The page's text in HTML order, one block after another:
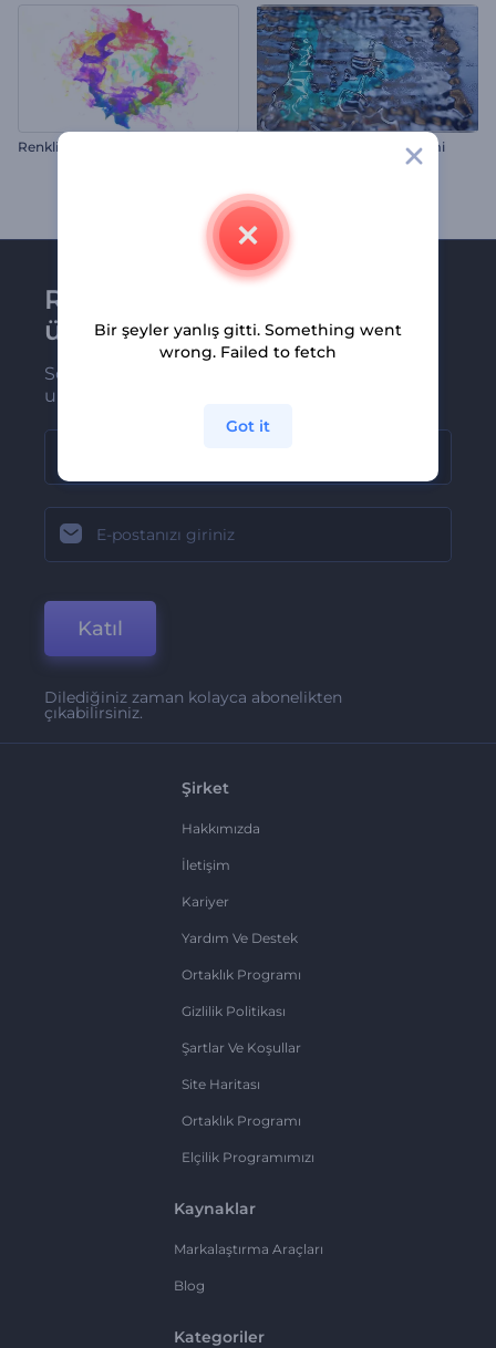
Eriyen Metal Logo Gösterimi
Renderforest bültenine
üye olun
Son haber ve tekliflerimiz ilk olarak size
ulaşsın
Katıl
Dilediğiniz zaman kolayca abonelikten
çıkabilirsiniz.
Şirket
Hakkımızda
İletişim
Kariyer
Yardım Ve Destek
Ortaklık Programı
Gizlilik Politikası
Şartlar Ve Koşullar
Site Haritası
Ortaklık Programı
Elçilik Programımızı
Kaynaklar
Markalaştırma Araçları
Blog
Kategoriler
Bir şeyler yanlış gitti. Something went
wrong. Failed to fetch
Got it